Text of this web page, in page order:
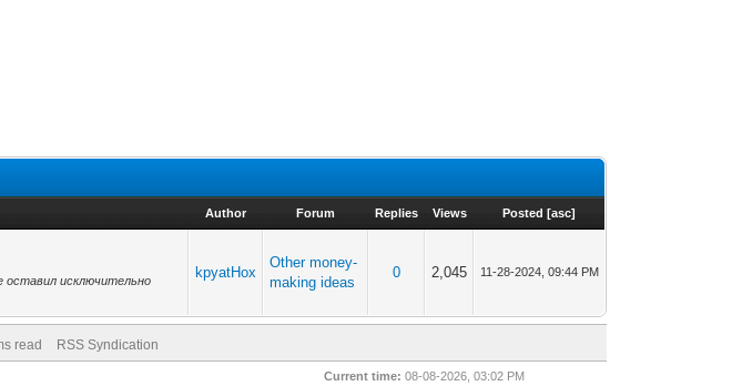
Author Forum Replies Views Posted [asc]
оставил исключительно
kpyatHox
Other money-
making ideas
0 2,045 11-28-2024, 09:44 PM
read RSS Syndication
Current time: 08-08-2026, 03:02 PM